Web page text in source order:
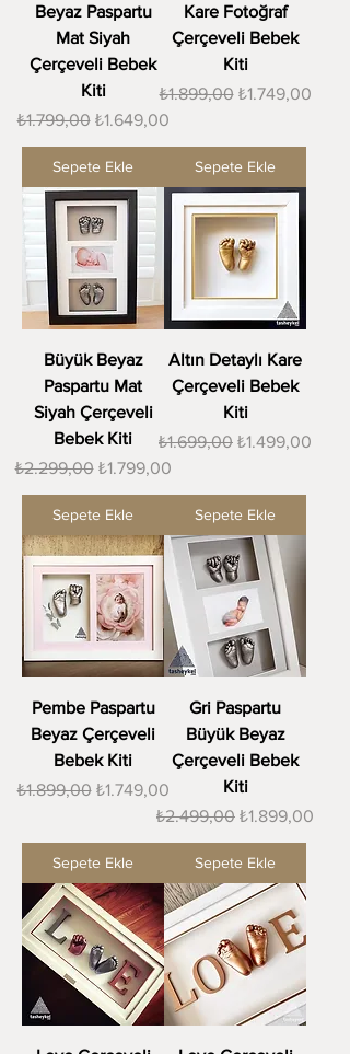
Beyaz Paspartu
Mat Siyah
Çerçeveli Bebek
Kiti
Normal Fiyat
₺1.799,00 İndirimli Fiyat
₺1.649,00
Sepete Ekle
Kare Fotoğraf
Çerçeveli Bebek
Kiti
Normal Fiyat
₺1.899,00 İndirimli Fiyat
₺1.749,00
Sepete Ekle
Büyük Beyaz
Paspartu Mat
Siyah Çerçeveli
Bebek Kiti
Normal Fiyat
₺2.299,00 İndirimli Fiyat
₺1.799,00
Sepete Ekle
Altın Detaylı Kare
Çerçeveli Bebek
Kiti
Normal Fiyat
₺1.699,00 İndirimli Fiyat
₺1.499,00
Sepete Ekle
Pembe Paspartu
Beyaz Çerçeveli
Bebek Kiti
Normal Fiyat
₺1.899,00 İndirimli Fiyat
₺1.749,00
Sepete Ekle
Gri Paspartu
Büyük Beyaz
Çerçeveli Bebek
Kiti
Normal Fiyat
₺2.499,00 İndirimli Fiyat
₺1.899,00
Sepete Ekle